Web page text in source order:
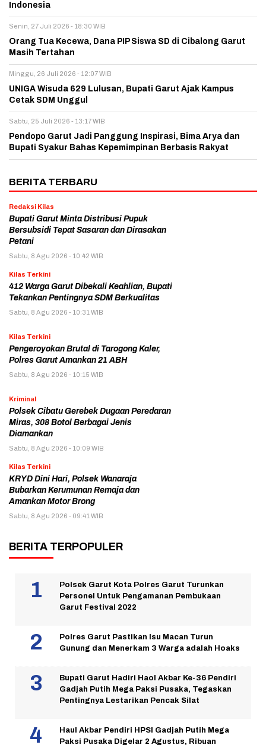
Indonesia
Senin, 27 Juli 2026 - 18:30 WIB
Orang Tua Kecewa, Dana PIP Siswa SD di Cibalong Garut
Masih Tertahan
Minggu, 26 Juli 2026 - 12:07 WIB
UNIGA Wisuda 629 Lulusan, Bupati Garut Ajak Kampus
Cetak SDM Unggul
Sabtu, 25 Juli 2026 - 13:17 WIB
Pendopo Garut Jadi Panggung Inspirasi, Bima Arya dan
Bupati Syakur Bahas Kepemimpinan Berbasis Rakyat
BERITA TERBARU
Redaksi Kilas
Bupati Garut Minta Distribusi Pupuk
Bersubsidi Tepat Sasaran dan Dirasakan
Petani
Sabtu, 8 Agu 2026 - 10:42 WIB
Kilas Terkini
412 Warga Garut Dibekali Keahlian, Bupati
Tekankan Pentingnya SDM Berkualitas
Sabtu, 8 Agu 2026 - 10:31 WIB
Kilas Terkini
Pengeroyokan Brutal di Tarogong Kaler,
Polres Garut Amankan 21 ABH
Sabtu, 8 Agu 2026 - 10:15 WIB
Kriminal
Polsek Cibatu Gerebek Dugaan Peredaran
Miras, 308 Botol Berbagai Jenis
Diamankan
Sabtu, 8 Agu 2026 - 10:09 WIB
Kilas Terkini
KRYD Dini Hari, Polsek Wanaraja
Bubarkan Kerumunan Remaja dan
Amankan Motor Brong
Sabtu, 8 Agu 2026 - 09:41 WIB
BERITA TERPOPULER
Polsek Garut Kota Polres Garut Turunkan
Personel Untuk Pengamanan Pembukaan
Garut Festival 2022
Polres Garut Pastikan Isu Macan Turun
Gunung dan Menerkam 3 Warga adalah Hoaks
Bupati Garut Hadiri Haol Akbar Ke-36 Pendiri
Gadjah Putih Mega Paksi Pusaka, Tegaskan
Pentingnya Lestarikan Pencak Silat
Haul Akbar Pendiri HPSI Gadjah Putih Mega
Paksi Pusaka Digelar 2 Agustus, Ribuan